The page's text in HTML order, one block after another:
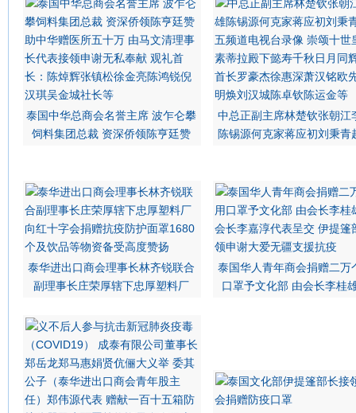
泰国中华总商会名誉主席 波乍仑攀
饲料集团总裁 资深侨领陈亨廷赞
中总正副主席林楚钦张朝江
陈锡源何克家蒋应初刘秉青
泰华进出口商会理事长林齐锐联合
副理事长庄荣厚辖下忠厚塑料厂
泰国华人青年商会捐赠二万
口罩予文化部 由会长李桂